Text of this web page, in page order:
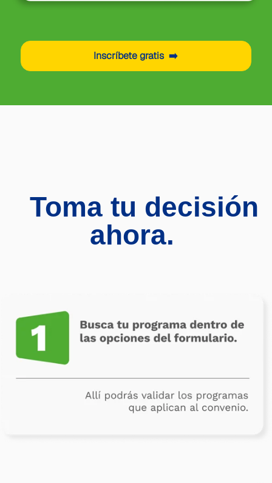
Inscríbete gratis ➡️
Toma tu decisión
ahora.